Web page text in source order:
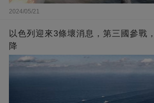
2024/05/21
以色列迎來3條壞消息，第三國參戰
降